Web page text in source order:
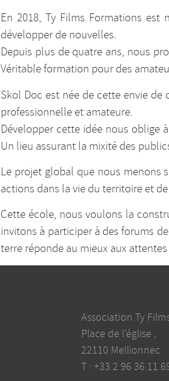
En 2018, Ty Films Formations est
développer de nouvelles.
Depuis plus de quatre ans, nous
Véritable formation pour des
Skol Doc est née de cette envie
professionnelle et amateure.
Développer cette idée nous oblige
Un lieu assurant la mixité des
Le projet global que nous menons
actions dans la vie du territoire et
Cette école, nous voulons la
invitons à participer à des forums
terre réponde au mieux aux
Association Ty
Place de l'église ,
22110 Mellionnec
T : +33 2 96 36 11